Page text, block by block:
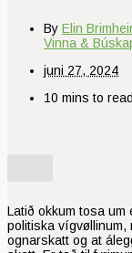
By Elin
Vinna &
juni 27, 2024
10 mins to read
Latið okkum tosa
politiska vígvøllinum,
ognarskatt og at